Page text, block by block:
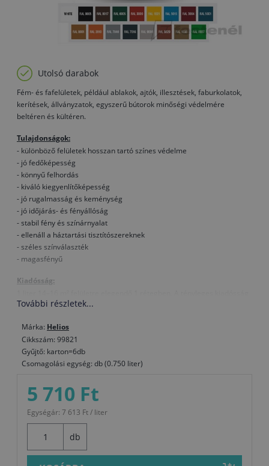
Utolsó darabok
Fém- és fafelületek, például ablakok, ajtók, illesztések, faburkolatok,
kerítések, állványzatok, egyszerű bútorok minőségi védelmére
beltéren és kültéren.
Tulajdonságok:
- különböző felületek hosszan tartó színes védelme
- jó fedőképesség
- könnyű felhordás
- kiváló kiegyenlítőképesség
- jó rugalmasság és keménység
- jó időjárás- és fényállóság
- stabil fény és színárnyalat
- ellenáll a háztartási tisztítószereknek
- széles színválaszték
- magasfényű
Kiadósság:
a kezeléstől, a felület típusától, a felhordás minőségétől és a
Összetétel:
alkid kötőanyag, oldószer, pigment
Porszáraz kb. 5 óra múlva, 6 - 8 óra múlva érintésre száraz, 24 óra
elteltével újrakenhető. Alacsonyabb hőmérsékleten és magasabb
relatív páratartalom mellett a szárítási idő meghosszabbodik
További részletek...
Márka: Helios
Cikkszám: 99821
Gyűjtő: karton=6db
Csomagolási egység: db (0.750 liter)
5 710 Ft
Egységár: 7 613 Ft / liter
db